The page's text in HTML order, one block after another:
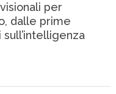
per
dalle prime